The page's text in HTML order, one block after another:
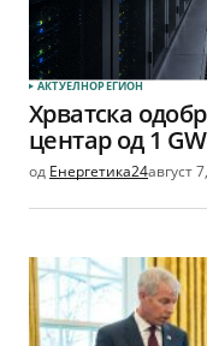
АКТУЕЛНОРЕГИОН
Хрватска
центар од 1 GW
од Енергетика24август